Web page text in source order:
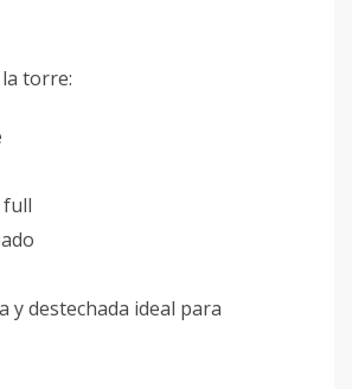
torre:
full
y destechada ideal para